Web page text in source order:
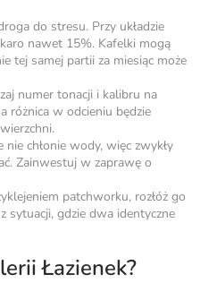
do stresu. Przy układzie
nawet 15%. Kafelki mogą
tej samej partii za miesiąc może
numer tonacji i kalibru na
różnica w odcieniu będzie
chłonie wody, więc zwykły
Zainwestuj w zaprawę o
patchworku, rozłóż go
sytuacji, gdzie dwa identyczne
Łazienek?